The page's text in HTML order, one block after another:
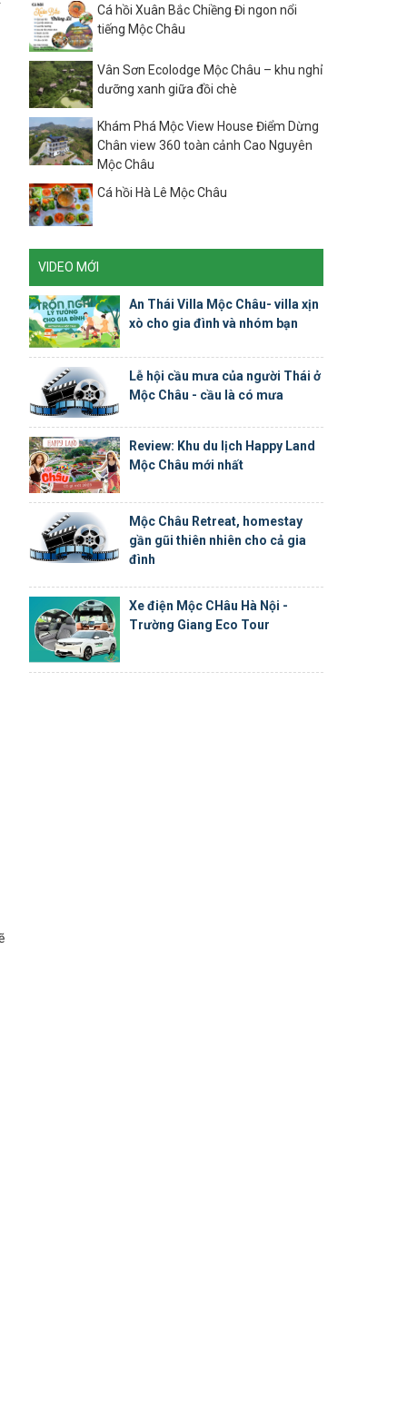
Cá hồi Xuân Bắc Chiềng Đi ngon nổi
tiếng Mộc Châu
Vân Sơn Ecolodge Mộc Châu – khu nghỉ
dưỡng xanh giữa đồi chè
Khám Phá Mộc View House Điểm Dừng
Chân view 360 toàn cảnh Cao Nguyên
Mộc Châu
Cá hồi Hà Lê Mộc Châu
VIDEO MỚI
An Thái Villa Mộc Châu- villa xịn
xò cho gia đình và nhóm bạn
Lễ hội cầu mưa của người Thái ở
Mộc Châu - cầu là có mưa
Review: Khu du lịch Happy Land
Mộc Châu mới nhất
Mộc Châu Retreat, homestay
gần gũi thiên nhiên cho cả gia
đình
Xe điện Mộc CHâu Hà Nội -
Trường Giang Eco Tour